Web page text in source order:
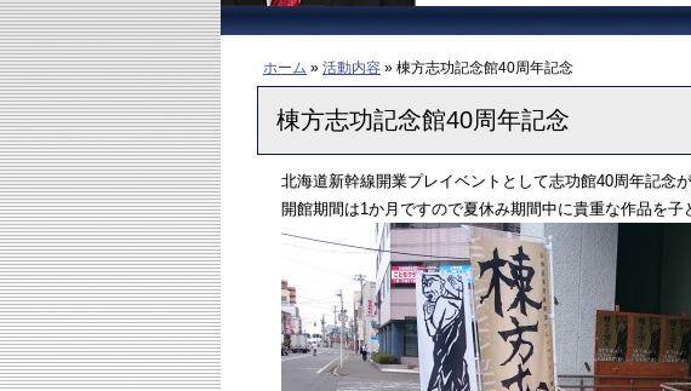
ホーム » 活動内容 » 棟方志功記念館40周年記念
棟方志功記念館40周年記念
北海道新幹線開業プレイベントとして志功館40周年記念
開館期間は1か月ですので夏休み期間中に貴重な作品を子